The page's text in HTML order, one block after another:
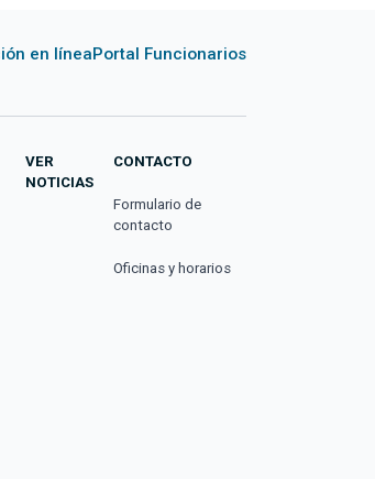
en líneaPortal Funcionarios
VER
NOTICIAS
CONTACTO
Formulario de
contacto
Oficinas y horarios